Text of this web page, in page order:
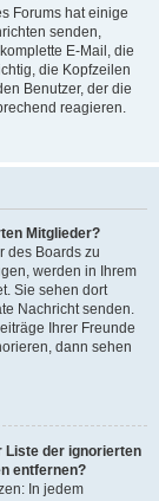
Forums hat einige
senden,
E-Mail, die
die Kopfzeilen
Benutzer, der die
reagieren.
Mitglieder?
des Boards zu
werden in Ihrem
Sie sehen dort
Nachricht senden.
Ihrer Freunde
dann sehen
Liste der ignorierten
entfernen?
In jedem